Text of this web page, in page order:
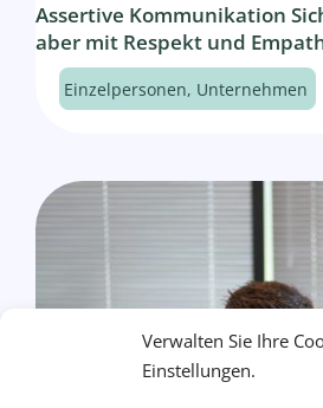
Verwalten Sie Ihre
Einstellungen.
Assertive Kommunikation
aber mit Respekt und
Einzelpersonen, Unternehmen